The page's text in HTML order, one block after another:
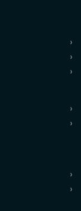
›
›
›
›
›
›
›